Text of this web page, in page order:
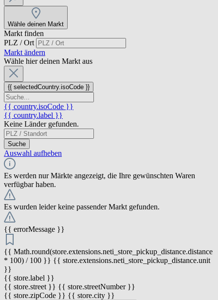
Wähle deinen Markt
Markt finden
PLZ / Ort
Markt ändern
Wähle hier deinen Markt aus
{{ selectedCountry.isoCode }}
{{ country.isoCode }}
{{ country.label }}
Keine Länder gefunden.
Suche
Auswahl aufheben
Es werden nur Märkte angezeigt, die Ihre gewünschten Waren
verfügbar haben.
Es wurden leider keine passender Markt gefunden.
{{ errorMessage }}
{{ Math.round(store.extensions.neti_store_pickup_distance.distance
* 100) / 100 }} {{ store.extensions.neti_store_pickup_distance.unit
}}
{{ store.label }}
{{ store.street }} {{ store.streetNumber }}
{{ store.zipCode }} {{ store.city }}